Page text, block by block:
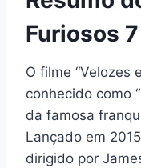
Furiosos 7
O filme “Velozes
conhecido como
da famosa
Lançado em
dirigido por